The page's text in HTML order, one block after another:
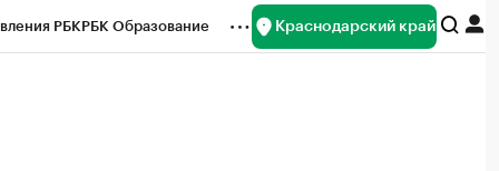
РБКРБК Образование Краснодарский край